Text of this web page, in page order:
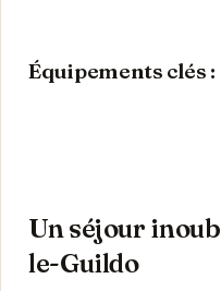
Équipements clés :
Un séjour
le-Guildo